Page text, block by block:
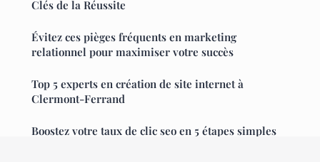
Clés de la Réussite
Évitez ces pièges fréquents en marketing
relationnel pour maximiser votre succès
Top 5 experts en création de site internet à
Clermont-Ferrand
Boostez votre taux de clic seo en 5 étapes simples